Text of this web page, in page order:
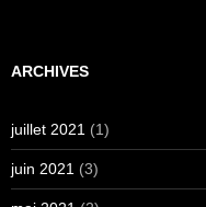
ARCHIVES
juillet 2021 (1)
juin 2021 (3)